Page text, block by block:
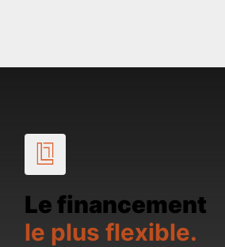
Le financement
le plus flexible.